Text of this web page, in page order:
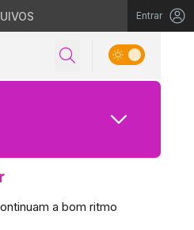
Entrar
a bom ritmo